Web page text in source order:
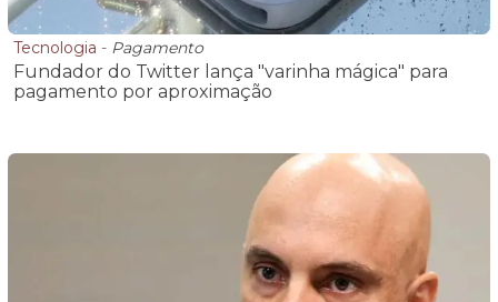
Tecnologia - Pagamento
Fundador do Twitter lança "varinha mágica" para
pagamento por aproximação